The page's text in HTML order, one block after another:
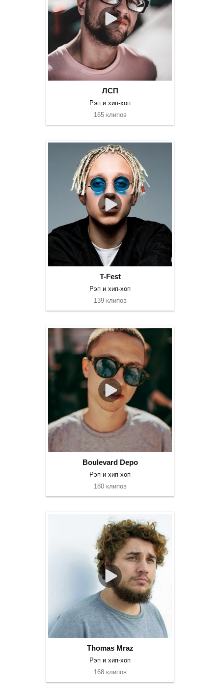
ЛСП
Рэп и хип-хоп
165 клипов
T-Fest
Рэп и хип-хоп
139 клипов
Boulevard Depo
Рэп и хип-хоп
180 клипов
Thomas Mraz
Рэп и хип-хоп
168 клипов